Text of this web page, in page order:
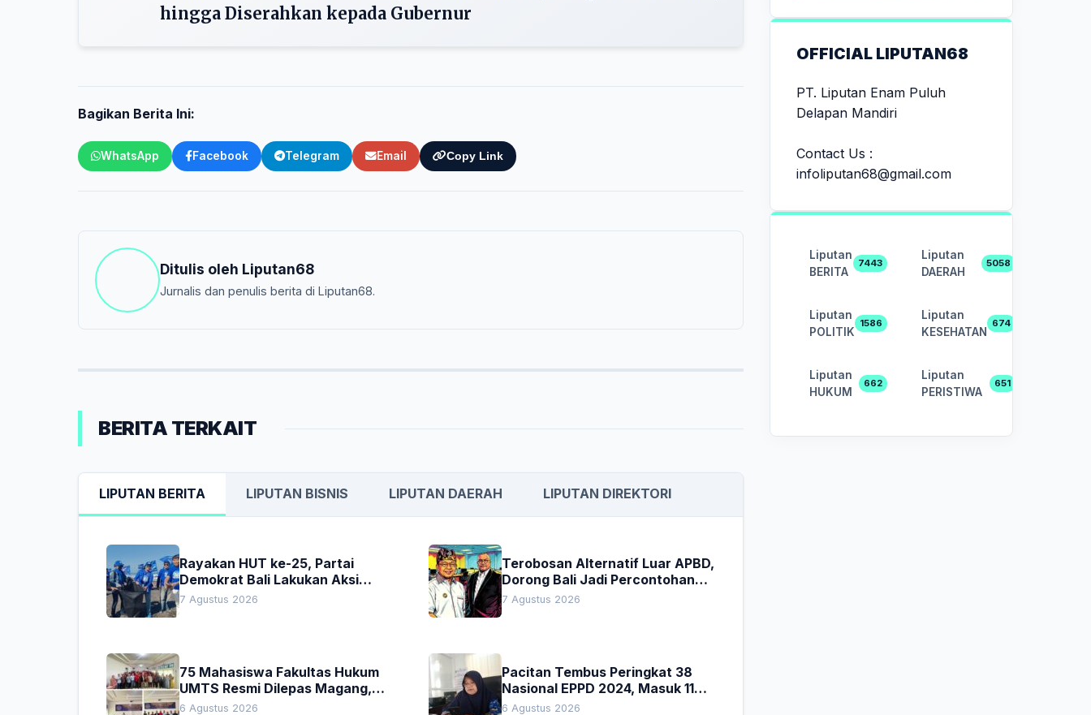
hingga Diserahkan kepada Gubernur
Bagikan Berita Ini:
WhatsApp Facebook Telegram Email Copy Link
Ditulis oleh Liputan68
Jurnalis dan penulis berita di Liputan68.
BERITA TERKAIT
LIPUTAN BERITA LIPUTAN BISNIS LIPUTAN DAERAH LIPUTAN DIREKTORI
Rayakan HUT ke-25, Partai
Demokrat Bali Lakukan Aksi
Nyata Pelestarian Lingkungan
7 Agustus 2026
Terobosan Alternatif Luar APBD,
Dorong Bali Jadi Percontohan
Nasional Pembiayaan Daerah
7 Agustus 2026
75 Mahasiswa Fakultas Hukum
UMTS Resmi Dilepas Magang,
Dekan Titip Empat Pesan
6 Agustus 2026
Pacitan Tembus Peringkat 38
Nasional EPPD 2024, Masuk 11
Besar di Jatim
6 Agustus 2026
OFFICIAL LIPUTAN68
PT. Liputan Enam Puluh
Delapan Mandiri
Contact Us :
infoliputan68@gmail.com
Liputan
BERITA
7443
Liputan
DAERAH
5058
Liputan
POLITIK
1586
Liputan
KESEHATAN
674
Liputan
HUKUM
662
Liputan
PERISTIWA
651